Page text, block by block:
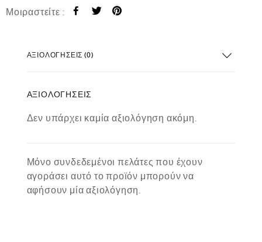
Μοιραστείτε :
ΑΞΙΟΛΟΓΉΣΕΙΣ (0)
ΑΞΙΟΛΟΓΉΣΕΙΣ
Δεν υπάρχει καμία αξιολόγηση ακόμη.
Μόνο συνδεδεμένοι πελάτες που έχουν
αγοράσει αυτό το προϊόν μπορούν να
αφήσουν μία αξιολόγηση.